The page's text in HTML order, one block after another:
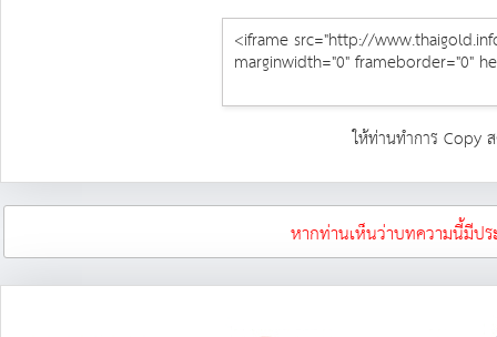
ให้ท่านทำการ Copy
หากท่านเห็นว่าบทความนี้มีป